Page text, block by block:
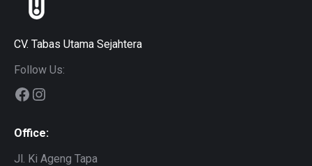
CV. Tabas Utama Sejahtera
Follow Us:
Facebook
Instagram
Office:
Jl. Ki Ageng Tapa